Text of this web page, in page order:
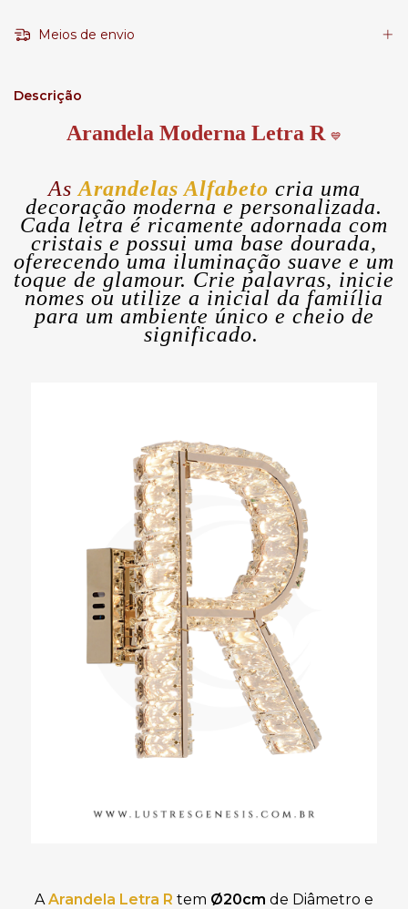
Meios de envio
Descrição
Arandela Moderna Letra R 💙
As Arandelas Alfabeto cria uma
decoração moderna e personalizada.
Cada letra é ricamente adornada com
cristais e possui uma base dourada,
oferecendo uma iluminação suave e um
toque de glamour. Crie palavras, inicie
nomes ou utilize a inicial da famiília
para um ambiente único e cheio de
significado.
A Arandela Letra R tem Ø20cm de Diâmetro e